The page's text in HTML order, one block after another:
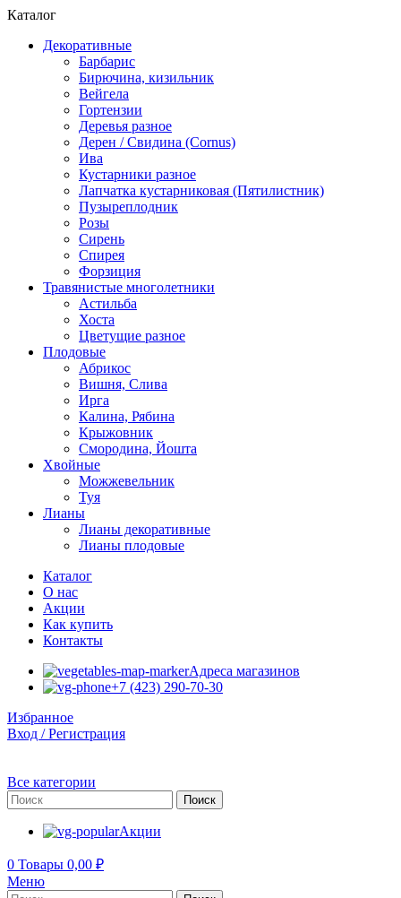
Каталог
Декоративные
Барбарис
Бирючина, кизильник
Вейгела
Гортензии
Деревья разное
Дерен / Свидина (Cornus)
Ива
Кустарники разное
Лапчатка кустарниковая (Пятилистник)
Пузыреплодник
Розы
Сирень
Спирея
Форзиция
Травянистые многолетники
Астильба
Хоста
Цветущие разное
Плодовые
Абрикос
Вишня, Слива
Ирга
Калина, Рябина
Крыжовник
Смородина, Йошта
Хвойные
Можжевельник
Туя
Лианы
Лианы декоративные
Лианы плодовые
Каталог
О нас
Акции
Как купить
Контакты
Адреса магазинов
+7 (423) 290-70-30
Избранное
Вход / Регистрация
Все категории
Поиск
Акции
0 Товары 0,00 ₽
Меню